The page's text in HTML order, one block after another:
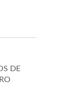
DE